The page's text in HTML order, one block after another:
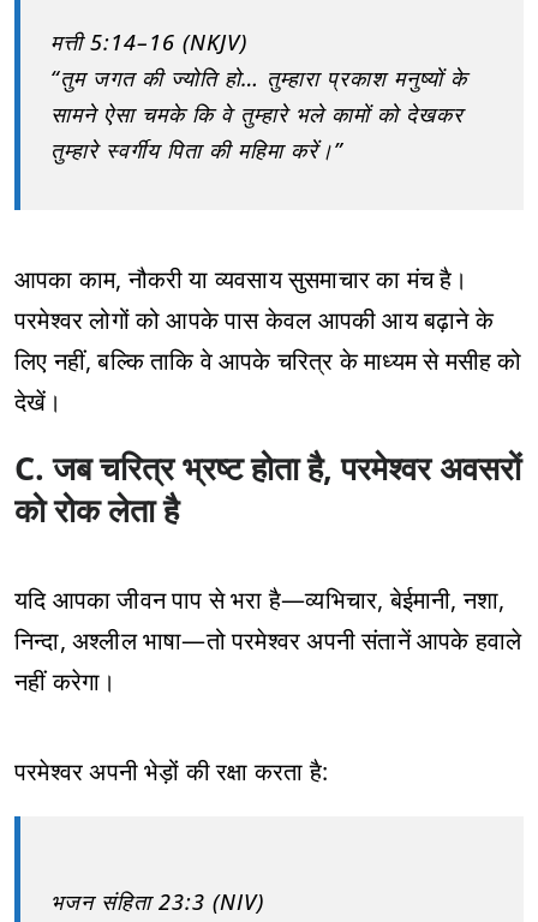
मत्ती 5:14–16 (NKJV)
“तुम जगत की ज्योति हो… तुम्हारा प्रकाश मनुष्यों के
सामने ऐसा चमके कि वे तुम्हारे भले कामों को देखकर
तुम्हारे स्वर्गीय पिता की महिमा करें।”
आपका काम, नौकरी या व्यवसाय सुसमाचार का मंच है।
परमेश्वर लोगों को आपके पास केवल आपकी आय बढ़ाने के
लिए नहीं, बल्कि ताकि वे आपके चरित्र के माध्यम से मसीह को
देखें।
C. जब चरित्र भ्रष्ट होता है, परमेश्वर अवसरों
को रोक लेता है
यदि आपका जीवन पाप से भरा है—व्यभिचार, बेईमानी, नशा,
निन्दा, अश्‍लील भाषा—तो परमेश्वर अपनी संतानें आपके हवाले
नहीं करेगा।
परमेश्वर अपनी भेड़ों की रक्षा करता है:
भजन संहिता 23:3 (NIV)